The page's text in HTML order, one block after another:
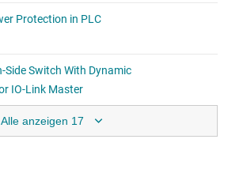
Alle anzeigen 17